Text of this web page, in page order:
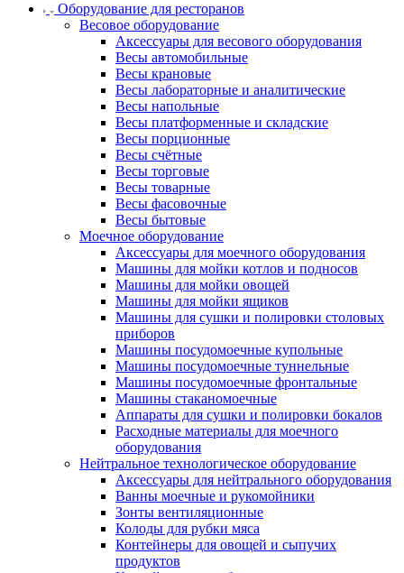
Оборудование для ресторанов
Весовое оборудование
Аксессуары для весового оборудования
Весы автомобильные
Весы крановые
Весы лабораторные и аналитические
Весы напольные
Весы платформенные и складские
Весы порционные
Весы счётные
Весы торговые
Весы товарные
Весы фасовочные
Весы бытовые
Моечное оборудование
Аксессуары для моечного оборудования
Машины для мойки котлов и подносов
Машины для мойки овощей
Машины для мойки ящиков
Машины для сушки и полировки столовых
приборов
Машины посудомоечные купольные
Машины посудомоечные туннельные
Машины посудомоечные фронтальные
Машины стаканомоечные
Аппараты для сушки и полировки бокалов
Расходные материалы для моечного
оборудования
Нейтральное технологическое оборудование
Аксессуары для нейтрального оборудования
Ванны моечные и рукомойники
Зонты вентиляционные
Колоды для рубки мяса
Контейнеры для овощей и сыпучих
продуктов